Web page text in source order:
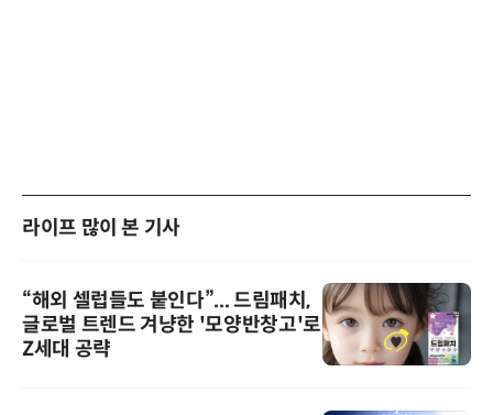
라이프 많이 본 기사
“해외 셀럽들도 붙인다”... 드림패치,
글로벌 트렌드 겨냥한 '모양반창고'로
Z세대 공략